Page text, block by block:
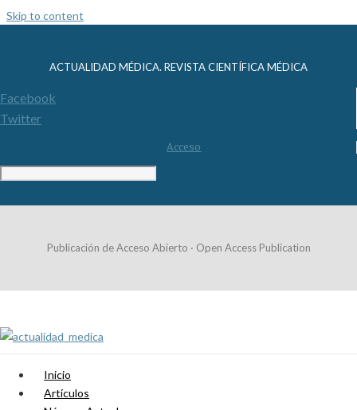
Skip to content
ACTUALIDAD MÉDICA. REVISTA CIENTÍFICA MÉDICA
Facebook
Twitter
Acceso
Publicación de Acceso Abierto · Open Access Publication
Inicio
Artículos